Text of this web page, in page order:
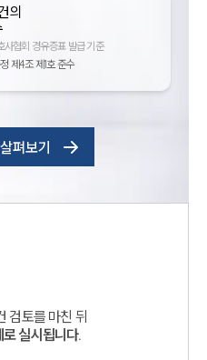
의
협회 경유증표 발급 기준
제4조 제1호 준수
펴보기
검토를 마친 뒤
실시됩니다.